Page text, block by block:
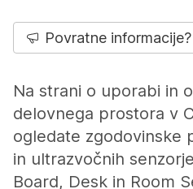
Povratne informacije?
Na strani o uporabi in
delovnega prostora v
ogledate zgodovinske
in ultrazvočnih
Board, Desk in Room